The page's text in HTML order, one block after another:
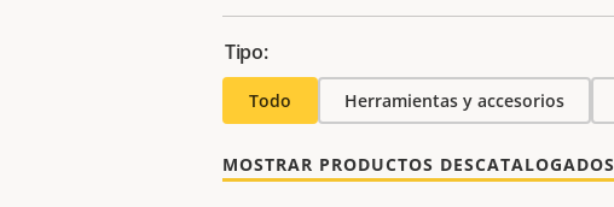
Tipo:
Todo Herramientas y accesorios
MOSTRAR PRODUCTOS DESCATALOGADOS